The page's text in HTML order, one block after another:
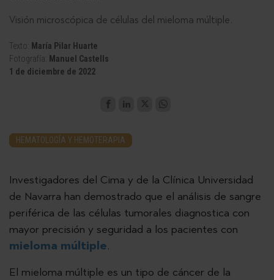
Visión microscópica de células del mieloma múltiple.
Texto:
María Pilar Huarte
Fotografía:
Manuel Castells
1 de diciembre de 2022
HEMATOLOGÍA Y HEMOTERAPIA
Investigadores del Cima y de la Clínica Universidad
de Navarra han demostrado que el análisis de sangre
periférica de las células tumorales diagnostica con
mayor precisión y seguridad a los pacientes con
mieloma múltiple.
El mieloma múltiple es un tipo de cáncer de la